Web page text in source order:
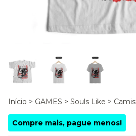
Início > GAMES > Souls Like >
Compre mais, pague menos!